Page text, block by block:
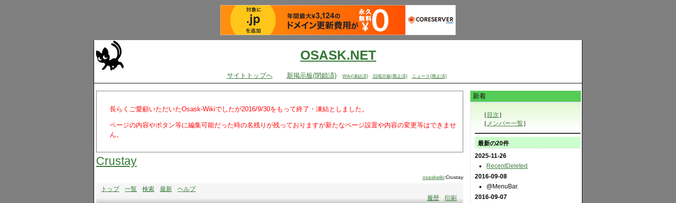
OSASK.NET
サイトトップへ 新掲示板(閉鎖済) Wiki(凍結済) 旧掲示板(廃止済) ニュース(廃止済)
長らくご愛顧いただいたOsask-Wikiでしたが2016/9/30をもって終了・凍結としました。
ページの内容やボタン等に編集可能だった時の名残りが残っておりますが新たなページ設置や内容の変更等はできませ
ん。
Crustay
osaskwiki:Crustay
トップ 一覧 検索 最新
ヘルプ
履歴
印刷
新着
［目次 ］
［ メンバー一覧］
最新の20件
2025-11-26
RecentDeleted
2016-09-08
@MenuBar.
2016-09-07